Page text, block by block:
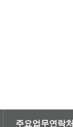
주요업무연락처